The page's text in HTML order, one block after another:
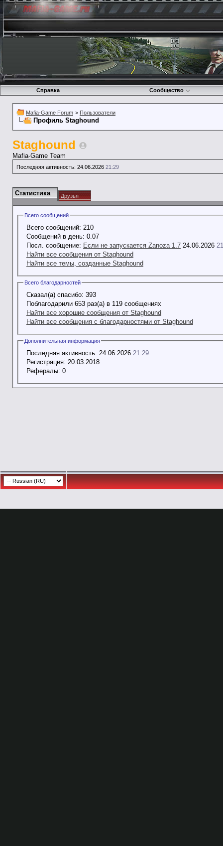
Справка Сообщество
Mafia-Game Forum > Пользователи
Профиль Staghound
Staghound
Mafia-Game Team
Последняя активность: 24.06.2026 21:29
Статистика Друзья
Всего сообщений
Всего сообщений: 210
Сообщений в день: 0.07
Посл. сообщение: Если не запускается Zanoza 1.7 24.06.2026
Найти все сообщения от Staghound
Найти все темы, созданные Staghound
Всего благодарностей
Сказал(а) спасибо: 393
Поблагодарили 653 раз(а) в 119 сообщениях
Найти все хорошие сообщения от Staghound
Найти все сообщения с благодарностями от Staghound
Дополнительная информация
Последняя активность: 24.06.2026 21:29
Регистрация: 20.03.2018
Рефералы: 0